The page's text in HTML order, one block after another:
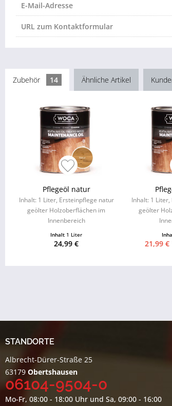
E-Mail-Adresse
URL zum Kontaktformular
Zubehör 14 Ähnliche Artikel
Pflegeöl natur
Inhalt: 1 Liter, Ersteinpflege natur
geölter Holzoberflächen im
Innenbereich
Inhalt 1 Liter
24,99 €
Inhalt: 1
geölter
21,99 €
STANDORTE
Albrecht-Dürer-Straße 25
63179 Obertshausen
06104-9504-0
Mo-Fr, 08:00 - 18:00 Uhr und Sa, 09:00 - 16:00